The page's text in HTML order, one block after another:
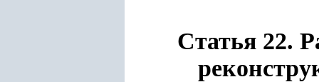
Статья 22.